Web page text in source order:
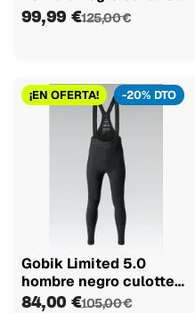
corto
99,99 €125,00 €
¡EN OFERTA! -20% DTO
Gobik Limited 5.0
hombre negro culotte
largo
84,00 €105,00 €